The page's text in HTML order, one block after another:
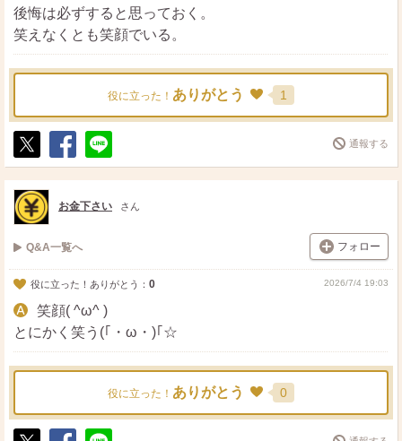
後悔は必ずすると思っておく。
笑えなくとも笑顔でいる。
役に立った！ ありがとう 1
ポ
ス
ト
シ
ェ
送
る
通報する
お金下さい さん
Q&A一覧へ フォロー
役に立った！ありがとう： 0 2026/7/4 19:03
笑顔( ^ω^ )
とにかく笑う(｢・ω・)｢☆
役に立った！ ありがとう 0